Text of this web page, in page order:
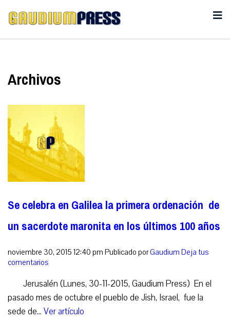
Archivos
Se celebra en Galilea la primera ordenación de
un sacerdote maronita en los últimos 100 años
noviembre 30, 2015 12:40 pm Publicado porGaudium Deja tus
comentarios
Jerusalén (Lunes, 30-11-2015, Gaudium Press) En el
pasado mes de octubre el pueblo de Jish, Israel, fue la
sede de... Ver artículo